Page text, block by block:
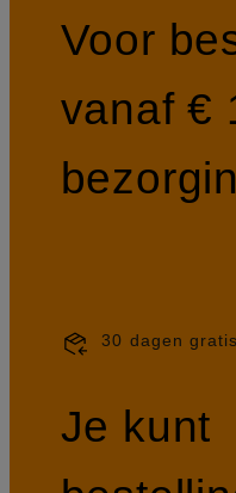
Voor
vanaf €
30 dagen
Je kunt